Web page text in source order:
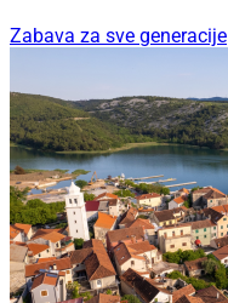
Zabava za sve generacije